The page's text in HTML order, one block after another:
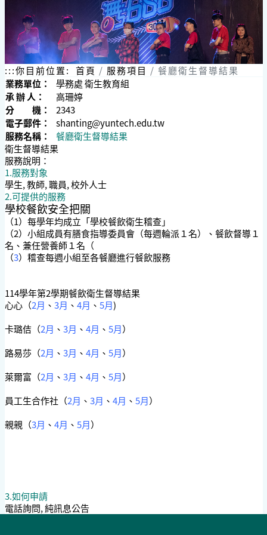
:::你目前位置: 首頁 服務項目
餐廳衛生督導結果
業務單位：
學務處 衛生教育組
承 辦 人：
高珊婷
分 機：
2343
電子郵件：
shanting@yuntech.edu.tw
服務名稱：
餐廳衛生督導結果
衛生督導結果
服務說明：
1.服務對象
學生, 教師, 職員, 校外人士
2.可提供的服務
學校餐飲安全把關
（1）每學年均成立「學校餐飲衛生稽查」
（2）小組成員有膳食指導委員會（每週輪派１名）、餐飲督導１
名、兼任營養師１名（
（3） 稽查每週小組至各餐廳進行餐飲服務
114學年第2學期餐飲衛生督導結果
心心（2月 、 3月 、 4月 、 5月)
卡璐佶（2月 、 3月 、 4月 、 5月）
路易莎（2月 、 3月 、 4月 、 5月）
萊爾富（2月 、 3月 、 4月 、 5月）
員工生合作社（2月 、 3月 、 4月 、 5月）
親親（3月 、 4月 、 5月）
3.如何申請
電話詢問, 純訊息公告